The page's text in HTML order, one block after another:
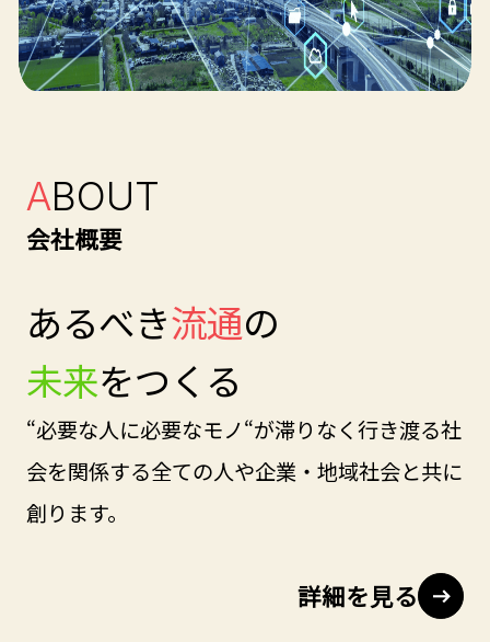
ABOUT
会社概要
あるべき流通の
未来をつくる
“必要な人に必要なモノ“が滞りなく行き渡る社
会を関係する全ての人や企業・地域社会と共に
創ります。
詳細を見る